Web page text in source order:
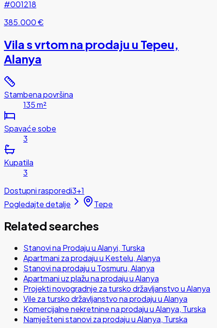
#001218
385.000 €
Vila s vrtom na prodaju u Tepeu,
Alanya
Stambena površina
135 m²
Spavaće sobe
3
Kupatila
3
Dostupni rasporedi3+1
Pogledajte detalje
Tepe
Related searches
Stanovi na Prodaju u Alanyi, Turska
Apartmani za prodaju u Kestelu, Alanya
Stanovi na prodaju u Tosmuru, Alanya
Apartmani uz plažu na prodaju u Alanya
Projekti novogradnje za tursko državljanstvo u Alanya
Vile za tursko državljanstvo na prodaju u Alanya
Komercijalne nekretnine na prodaju u Alanya, Turska
Namješteni stanovi za prodaju u Alanya, Turska